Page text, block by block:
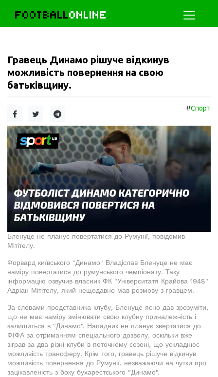
FOOTBALLONLINE
Гравець Динамо рішуче відкинув
можливість повернення на свою
батьківщину.
#Спорт
Бленуце не планує повертатися до Румунії, повідомив
Мітітелу.
Форвард київського "Динамо" Владіслав Бленуце не має
наміру повертатися до румунського чемпіонату. Таку
інформацію озвучив власник ФК "Університатя Крайова 1948"
Адріан Мітітелу, який нещодавно мав розмову з гравцем.
За словами представника клубу, Бленуце ясно дав зрозуміти,
що не має наміру змінювати свою клубну приналежність і
залишиться в "Динамо". Нападник не планує звертатися до
ФІФА за отриманням спеціального дозволу, оскільки вже
зіграв за два різні клуби в поточному сезоні, що ускладнює
можливість трансферу. Крім того, гравець рішуче відкинув
можливість повернення до Румунії, незважаючи на чутки про
зацікавленість з боку бухарестського "Динамо".